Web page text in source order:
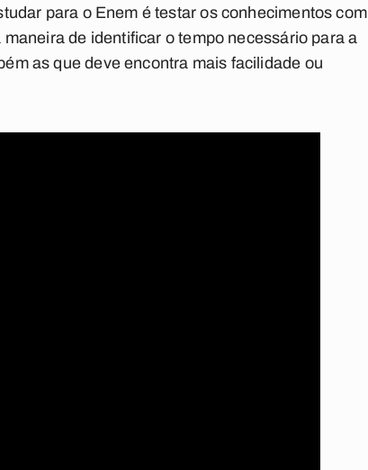
para o Enem é testar os conhecimentos com
de identificar o tempo necessário para a
as que deve encontra mais facilidade ou